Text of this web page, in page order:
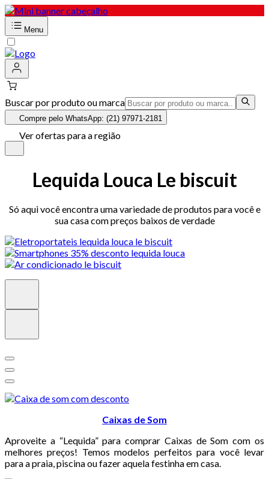
Menu
Buscar por produto ou marca
Compre pelo WhatsApp: (21) 97971-2181
Ver ofertas para a região
Lequida Louca Le biscuit
Só aqui você encontra uma variedade de produtos para você e
sua casa com preços baixos de verdade
Caixas de Som
Aproveite a “Lequida” para comprar Caixas de Som com os
melhores preços! Temos modelos perfeitos para você levar
para a praia, piscina ou fazer aquela festinha em casa.